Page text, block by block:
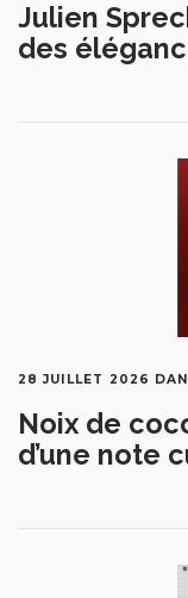
Julien
des
28 JUILLET 2026
Noix de
d’une note